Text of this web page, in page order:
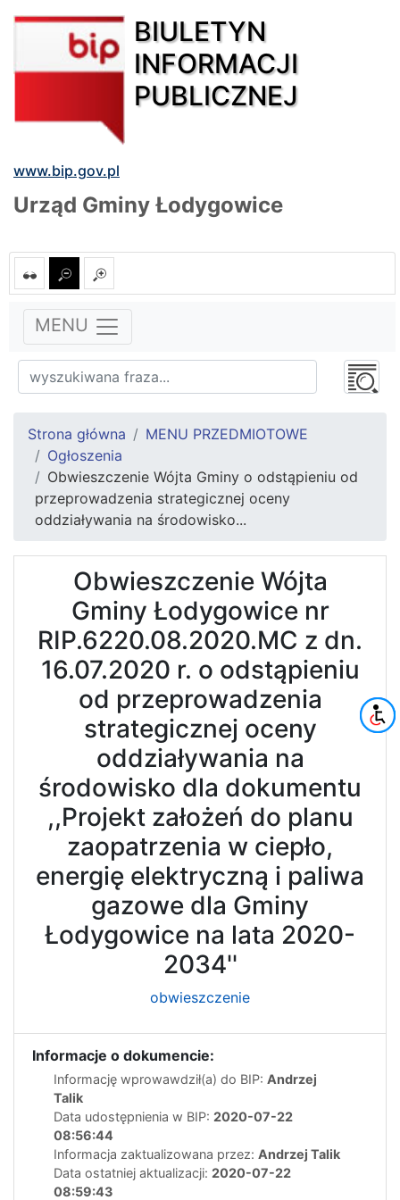
BIULETYN
INFORMACJI
PUBLICZNEJ
www.bip.gov.pl
Urząd Gminy Łodygowice
MENU
Strona główna
MENU PRZEDMIOTOWE
Ogłoszenia
Obwieszczenie Wójta Gminy o odstąpieniu od
przeprowadzenia strategicznej oceny
oddziaływania na środowisko...
Obwieszczenie Wójta
Gminy Łodygowice nr
RIP.6220.08.2020.MC z dn.
16.07.2020 r. o odstąpieniu
od przeprowadzenia
strategicznej oceny
oddziaływania na
środowisko dla dokumentu
,,Projekt założeń do planu
zaopatrzenia w ciepło,
energię elektryczną i paliwa
gazowe dla Gminy
Łodygowice na lata 2020-
2034''
obwieszczenie
Informacje o dokumencie:
Informację wprowawdził(a) do BIP: Andrzej
Talik
Data udostępnienia w BIP: 2020-07-22
08:56:44
Informacja zaktualizowana przez: Andrzej Talik
Data ostatniej aktualizacji: 2020-07-22
08:59:43